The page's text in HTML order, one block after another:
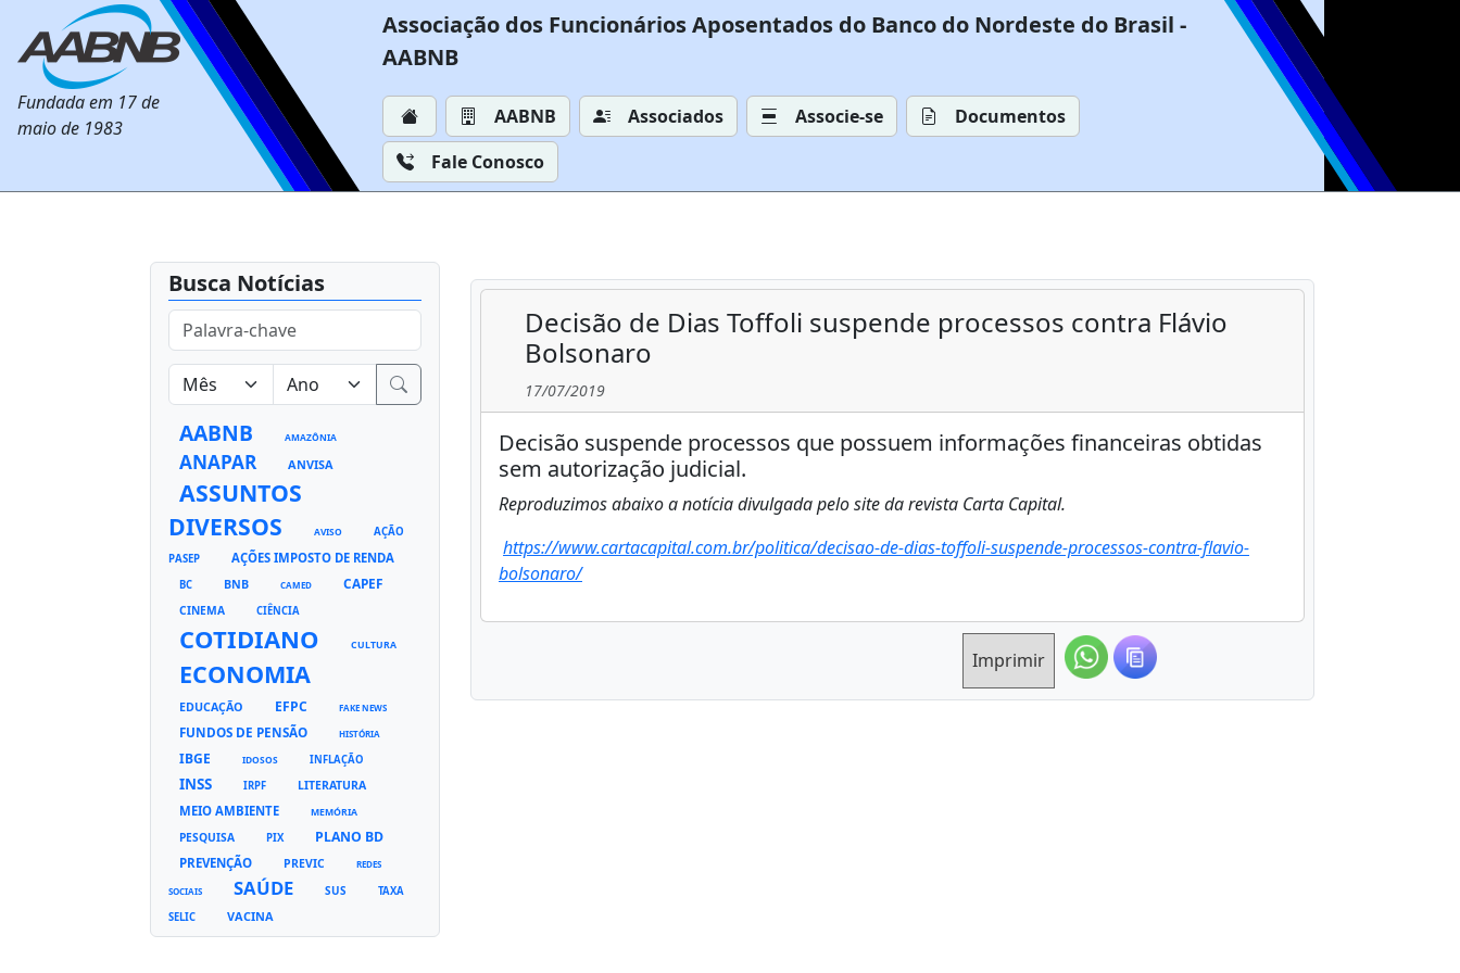
Fundada em 17 de
maio de 1983
Associação dos Funcionários Aposentados do Banco do Nordeste do Brasil -
AABNB
AABNB Associados Associe-se
Documentos
Fale Conosco
Busca Notícias
AABNB AMAZÔNIA
ANAPAR ANVISA
ASSUNTOS
DIVERSOS
AVISO
AÇÃO
PASEP
AÇÕES IMPOSTO DE RENDA
BC BNB CAMED CAPEF
CINEMA CIÊNCIA
COTIDIANO CULTURA
ECONOMIA
EDUCAÇÃO EFPC FAKE NEWS
FUNDOS DE PENSÃO HISTÓRIA
IBGE IDOSOS INFLAÇÃO
INSS IRPF LITERATURA
MEIO AMBIENTE MEMÓRIA
PESQUISA PIX PLANO BD
PREVENÇÃO PREVIC REDES
SOCIAIS SAÚDE SUS
TAXA
SELIC
VACINA
Decisão de Dias Toffoli suspende processos contra Flávio
Bolsonaro
17/07/2019
Decisão suspende processos que possuem informações financeiras obtidas
sem autorização judicial.
Reproduzimos abaixo a notícia divulgada pelo site da revista Carta Capital.
https://www.cartacapital.com.br/politica/decisao-de-dias-toffoli-suspende-processos-contra-flavio-
bolsonaro/
Imprimir